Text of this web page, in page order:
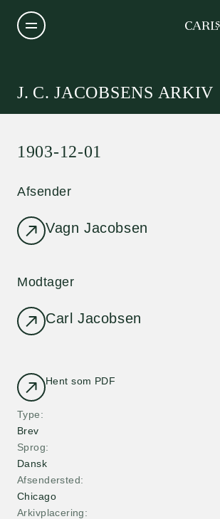
J. C. JACOBSENS ARKIV
Hent som PDF
Type
Brev
Sprog
Dansk
Afsendersted
Chicago
Arkivplacering
1903-12-01
Afsender
Vagn Jacobsen
Modtager
Carl Jacobsen